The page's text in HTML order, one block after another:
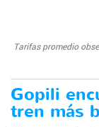
Tarifas promedio
Gopili
tren más